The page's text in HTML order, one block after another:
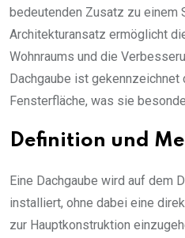
bedeutenden Zusatz zu einem
Architekturansatz ermöglicht
Wohnraums und die
Dachgaube ist gekennzeichnet
Fensterfläche, was sie
Definition und
Eine Dachgaube wird auf dem
installiert, ohne dabei eine
zur Hauptkonstruktion